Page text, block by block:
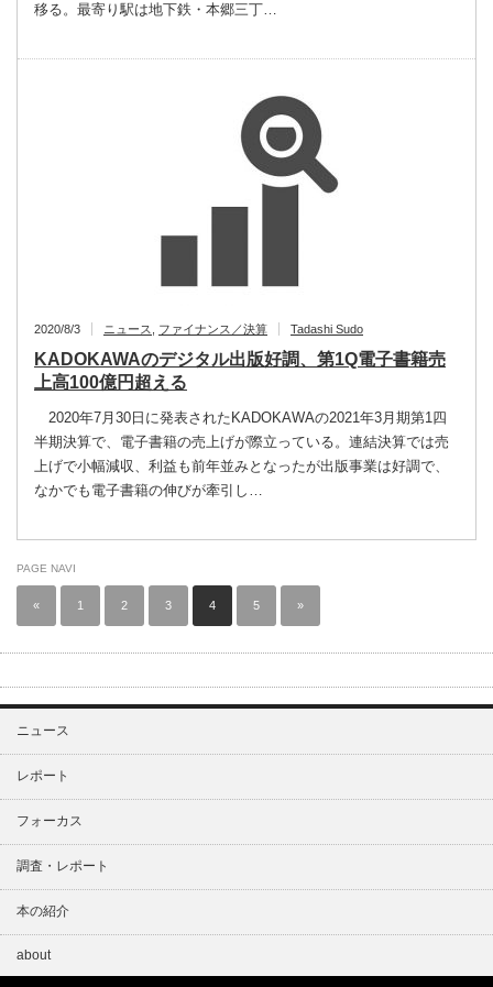
移る。最寄り駅は地下鉄・本郷三丁…
2020/8/3 ニュース ファイナンス／決算 Tadashi Sudo
KADOKAWAのデジタル出版好調、第1Q電子書籍売
上高100億円超える
2020年7月30日に発表されたKADOKAWAの2021年3月期第1四
半期決算で、電子書籍の売上げが際立っている。連結決算では売
上げで小幅減収、利益も前年並みとなったが出版事業は好調で、
なかでも電子書籍の伸びが牽引し…
PAGE NAVI
« 1 2 3 4 5 »
ニュース
レポート
フォーカス
調査・レポート
本の紹介
about